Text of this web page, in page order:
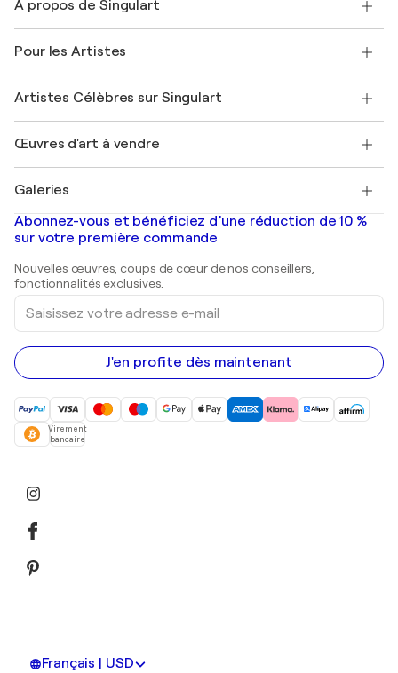
Expédition
Offrir une carte cadeau
Rejoignez notre programme commercial
Mon compte
+33 1 76 44 06 42
À propos de Singulart
FAQ
Magazine Singulart
Emplois
Découvrez une sélection d'art original
Pour les Artistes
Se connecter en tant qu'Artiste
Artistes Célèbres sur Singulart
Marc Chagall
Banksy
Mr. Brainwash
Shepard Fairey
Œuvres d'art à vendre
Tableaux abstraits à vendre
Peintures de paysage
Estampes
Peintures acryliques
Galeries
Galeries d'art en France
Galeries d'art en Belgique
Abonnez-vous et bénéficiez d’une réduction de 10 %
sur votre première commande
Nouvelles œuvres, coups de cœur de nos conseillers,
fonctionnalités exclusives.
Saisissez
votre
adresse
e-
mail
J'en profite dès maintenant
Virement
bancaire
Français | USD